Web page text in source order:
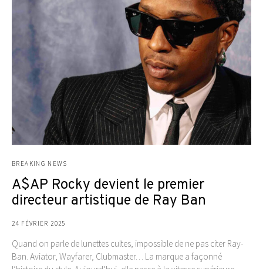
BREAKING NEWS
A$AP Rocky devient le premier
directeur artistique de Ray Ban
24 FÉVRIER 2025
Quand on parle de lunettes cultes, impossible de ne pas citer Ray-
Ban. Aviator, Wayfarer, Clubmaster… La marque a façonné